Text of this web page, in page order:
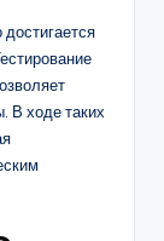
В ходе таких